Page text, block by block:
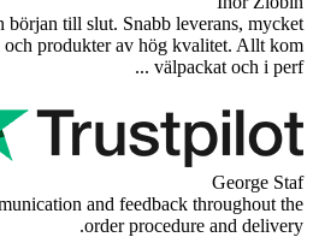
Fantastisk upplevelse från början till
bra kommunikation och
Fast delivery. Good communication